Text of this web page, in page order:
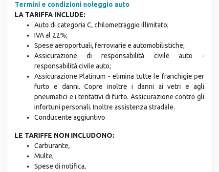
Termini e condizioni noleggio auto
LA TARIFFA INCLUDE:
Auto di categoria C, chilometraggio illimitato;
IVA al 22%;
Spese aeroportuali, ferroviarie e automobilistiche;
Assicurazione di responsabilità civile auto -
responsabilità civile auto;
Assicurazione Platinum - elimina tutte le franchigie per
furto e danni. Copre inoltre i danni ai vetri e agli
pneumatici e i tentativi di furto. Assicurazione contro gli
infortuni personali. Inoltre assistenza stradale.
Conducente aggiuntivo
LE TARIFFE NON INCLUDONO:
Carburante,
Multe,
Spese di notifica,